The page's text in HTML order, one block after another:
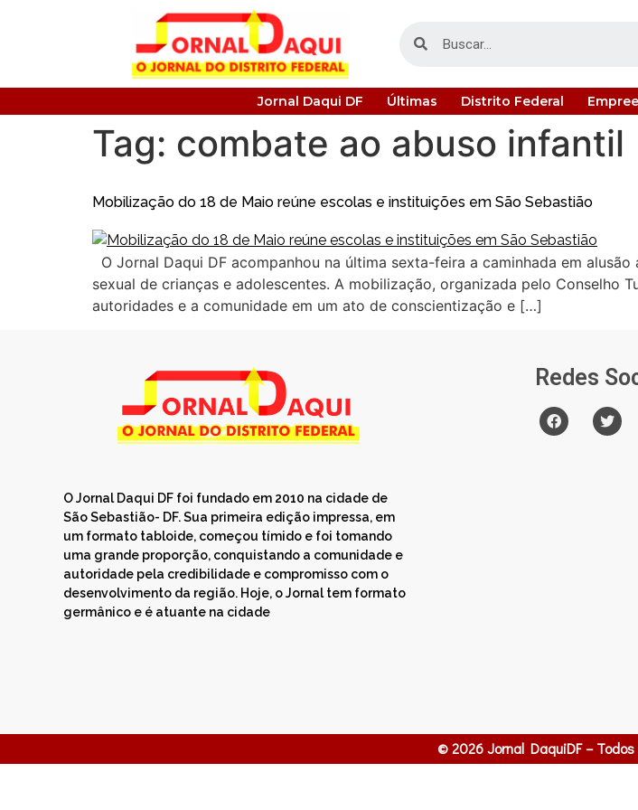
Jornal Daqui DF Últimas Distrito Federal
Tag: combate ao abuso infantil
Mobilização do 18 de Maio reúne escolas e instituições em São Sebastião
O Jornal Daqui DF acompanhou na última sexta-feira a caminhada em
sexual de crianças e adolescentes. A mobilização, organizada pelo Conselho
autoridades e a comunidade em um ato de conscientização e […]
O Jornal Daqui DF foi fundado em 2010 na cidade de
São Sebastião- DF. Sua primeira edição impressa, em
um formato tabloide, começou tímido e foi tomando
uma grande proporção, conquistando a comunidade e
autoridade pela credibilidade e compromisso com o
desenvolvimento da região. Hoje, o Jornal tem formato
germânico e é atuante na cidade
Redes
© 2026 Jornal DaquiDF –